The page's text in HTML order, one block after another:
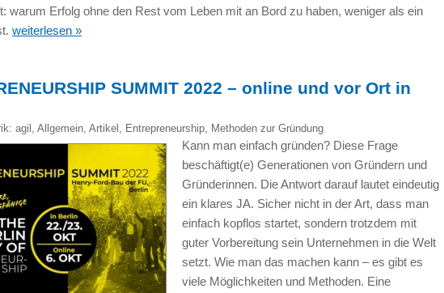
warum Erfolg ohne den Rest vom Leben mit an Bord zu haben, weniger als ein
weiterlesen »
SUMMIT 2022 – online und vor Ort in
agil , Allgemein, Artikel , Entrepreneurship, Methoden zur Gründung
Kann man einfach gründen? Diese Frage
beschäftigt(e) Generationen von Gründern und
Gründerinnen. Die Antwort darauf lautet eindeutig
ein klares JA. Sicher nicht in der Art, dass man
einfach kopflos startet, sondern trotzdem mit
guter Vorbereitung sein Unternehmen in die Welt
setzt. Wie man das machen kann – es gibt es
viele Möglichkeiten und Methoden. Eine